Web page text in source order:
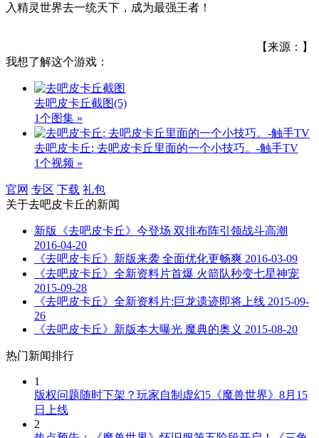
入精灵世界去一统天下，成为最强王者！
【来源：】
我想了解这个游戏：
去吧皮卡丘截图(5)
1个图集 »
去吧皮卡丘: 去吧皮卡丘里面的一个小技巧。-触手TV
1个视频 »
官网 专区 下载 礼包
关于去吧皮卡丘的新闻
新版《去吧皮卡丘》今登场 双排布阵引领战斗高潮
2016-04-20
《去吧皮卡丘》新版来袭 全面优化更畅爽 2016-03-09
《去吧皮卡丘》全新资料片首爆 火箭队秒变七星神宠
2015-09-28
《去吧皮卡丘》全新资料片:巨龙遗迹即将上线 2015-09-
26
《去吧皮卡丘》新版本大曝光 魔典的奥义 2015-08-20
热门新闻排行
1
版权问题随时下架？玩家自制虚幻5《魔兽世界》8月15
日上线
2